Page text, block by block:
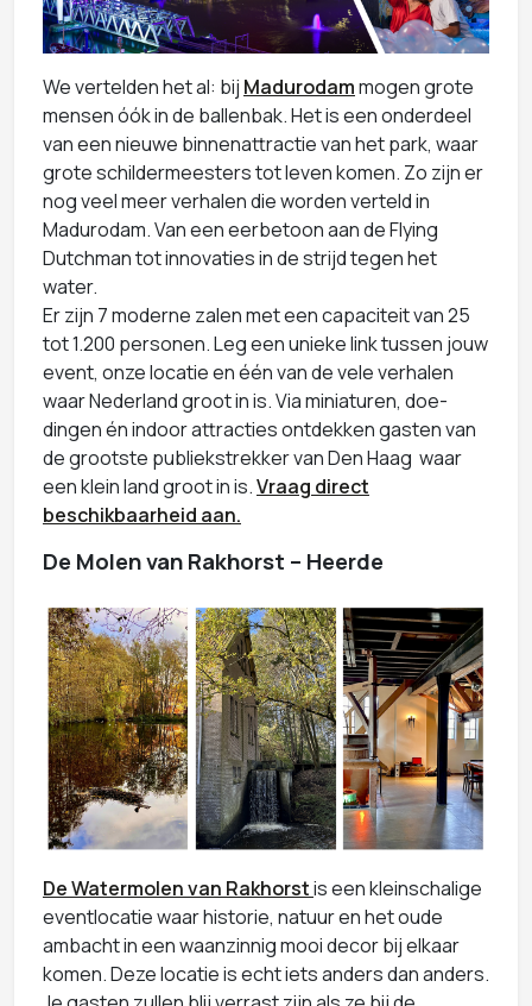
We vertelden het al: bij Madurodammogen grote
mensen óók in de ballenbak. Het is een onderdeel
van een nieuwe binnenattractie van het park, waar
grote schildermeesters tot leven komen. Zo zijn er
nog veel meer verhalen die worden verteld in
Madurodam. Van een eerbetoon aan de Flying
Dutchman tot innovaties in de strijd tegen het
water.
Er zijn 7 moderne zalen met een capaciteit van 25
tot 1.200 personen. Leg een unieke link tussen jouw
event, onze locatie en één van de vele verhalen
waar Nederland groot in is. Via miniaturen, doe-
dingen én indoor attracties ontdekken gasten van
de grootste publiekstrekker van Den Haag waar
een klein land groot in is.Vraag direct
beschikbaarheid aan.
De Molen van Rakhorst – Heerde
De Watermolen van Rakhorstis een kleinschalige
eventlocatie waar historie, natuur en het oude
ambacht in een waanzinnig mooi decor bij elkaar
komen. Deze locatie is echt iets anders dan anders.